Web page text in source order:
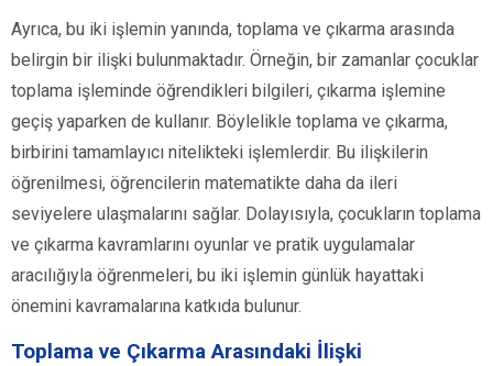
Ayrıca, bu iki işlemin yanında, toplama ve çıkarma arasında
belirgin bir ilişki bulunmaktadır. Örneğin, bir zamanlar çocuklar
toplama işleminde öğrendikleri bilgileri, çıkarma işlemine
geçiş yaparken de kullanır. Böylelikle toplama ve çıkarma,
birbirini tamamlayıcı nitelikteki işlemlerdir. Bu ilişkilerin
öğrenilmesi, öğrencilerin matematikte daha da ileri
seviyelere ulaşmalarını sağlar. Dolayısıyla, çocukların toplama
ve çıkarma kavramlarını oyunlar ve pratik uygulamalar
aracılığıyla öğrenmeleri, bu iki işlemin günlük hayattaki
önemini kavramalarına katkıda bulunur.
Toplama ve Çıkarma Arasındaki İlişki